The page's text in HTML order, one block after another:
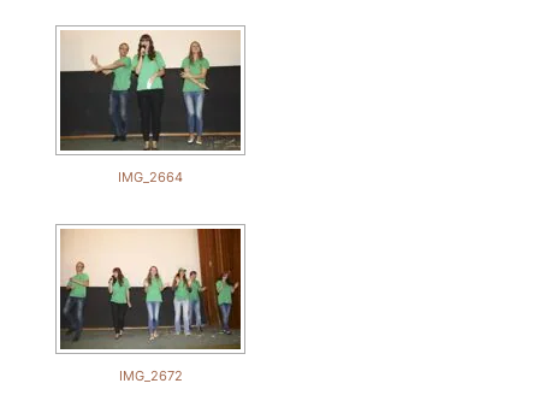
IMG_2664
IMG_2672